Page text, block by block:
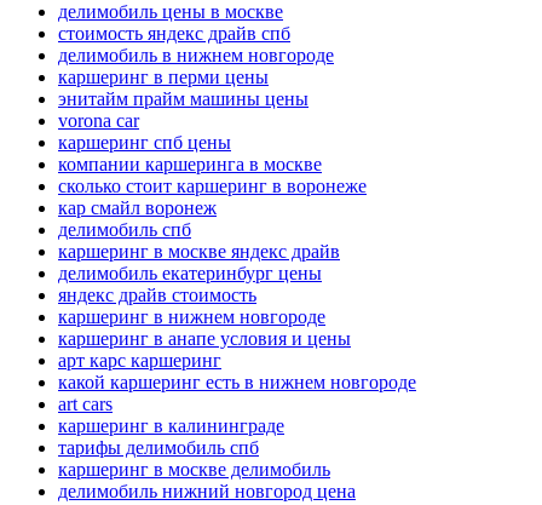
делимобиль цены в москве
стоимость яндекс драйв спб
делимобиль в нижнем новгороде
каршеринг в перми цены
энитайм прайм машины цены
vorona car
каршеринг спб цены
компании каршеринга в москве
сколько стоит каршеринг в воронеже
кар смайл воронеж
делимобиль спб
каршеринг в москве яндекс драйв
делимобиль екатеринбург цены
яндекс драйв стоимость
каршеринг в нижнем новгороде
каршеринг в анапе условия и цены
арт карс каршеринг
какой каршеринг есть в нижнем новгороде
art cars
каршеринг в калининграде
тарифы делимобиль спб
каршеринг в москве делимобиль
делимобиль нижний новгород цена